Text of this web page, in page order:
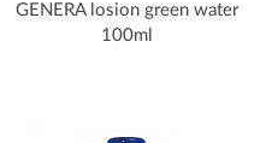
GENERA losion green water
100ml